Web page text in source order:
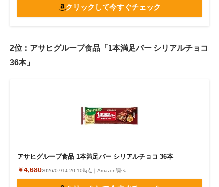
クリックして今すぐチェック
2位：アサヒグループ食品「1本満足バー シリアルチョコ
36本」
アサヒグループ食品 1本満足バー シリアルチョコ 36本
￥4,6802026/07/14 20:10時点｜Amazon調べ